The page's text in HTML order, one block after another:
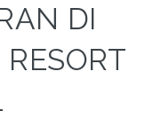
DI